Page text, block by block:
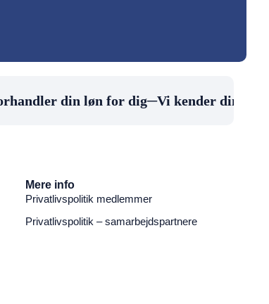
din løn for dig─Vi kender din
Mere info
Privatlivspolitik medlemmer
Privatlivspolitik – samarbejdspartnere